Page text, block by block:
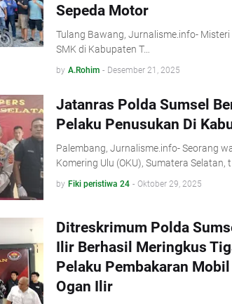
Sepeda Motor
Tulang Bawang, Jurnalisme.info-
SMK di Kabupaten T…
by A.Rohim - Desember 21, 2025
Jatanras Polda Sumsel
Pelaku Penusukan Di
Palembang, Jurnalisme.info- Seorang
Komering Ulu (OKU), Sumatera Selatan, t…
by Fiki peristiwa 24 - Oktober 29, 2025
Ditreskrimum Polda
Ilir Berhasil Meringkus
Pelaku Pembakaran
Ogan Ilir